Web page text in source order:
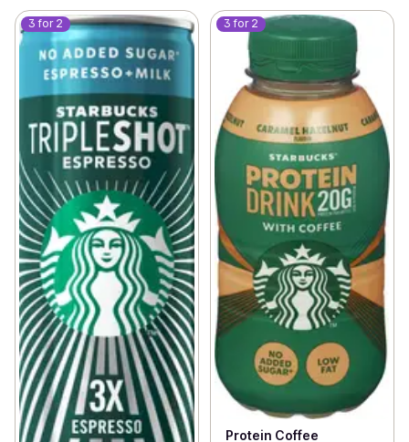
3 for 2 3 for 2
Protein Coffee